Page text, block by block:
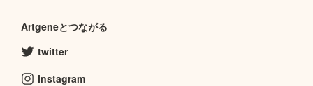
Artgeneとつながる
twitter
Instagram